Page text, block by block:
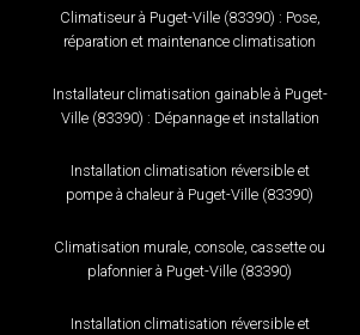
Climatiseur à Puget-Ville (83390) : Pose,
réparation et maintenance climatisation
Installateur climatisation gainable à Puget-
Ville (83390) : Dépannage et installation
Installation climatisation réversible et
pompe à chaleur à Puget-Ville (83390)
Climatisation murale, console, cassette ou
plafonnier à Puget-Ville (83390)
Installation climatisation réversible et